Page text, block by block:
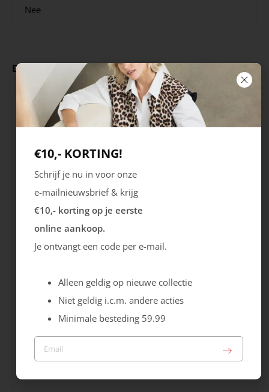
Nee
Deze producten ga je leuk vinden
City Stride Grants
€10,- KORTING!
Schrijf je nu in voor onze
e-mailnieuwsbrief & krijg
€10,- korting op je eerste
online aankoop.
Je ontvangt een code per e-mail.
Alleen geldig op nieuwe collectie
Niet geldig i.c.m. andere acties
Minimale besteding 59.99